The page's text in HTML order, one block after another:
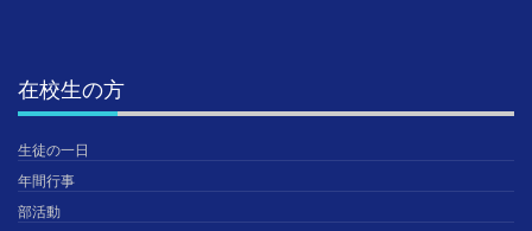
在校生の方
生徒の一日
年間行事
部活動